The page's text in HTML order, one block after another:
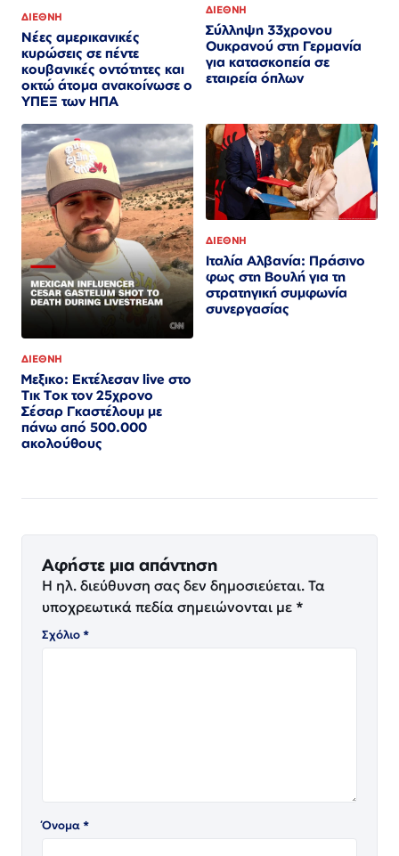
ΔΙΕΘΝΗ
Νέες αμερικανικές
κυρώσεις σε πέντε
κουβανικές οντότητες και
οκτώ άτομα ανακοίνωσε ο
ΥΠΕΞ των ΗΠΑ
ΔΙΕΘΝΗ
Σύλληψη 33χρονου
Ουκρανού στη Γερμανία
για κατασκοπεία σε
εταιρεία όπλων
ΔΙΕΘΝΗ
Μεξικο: Εκτέλεσαν live στο
Τικ Τοκ τον 25χρονο
Σέσαρ Γκαστέλουμ με
πάνω από 500.000
ακολούθους
ΔΙΕΘΝΗ
Ιταλία Αλβανία: Πράσινο
φως στη Βουλή για τη
στρατηγική συμφωνία
συνεργασίας
Αφήστε μια απάντηση
Η ηλ. διεύθυνση σας δεν δημοσιεύεται. Τα
υποχρεωτικά πεδία σημειώνονται με *
Σχόλιο*
Όνομα*